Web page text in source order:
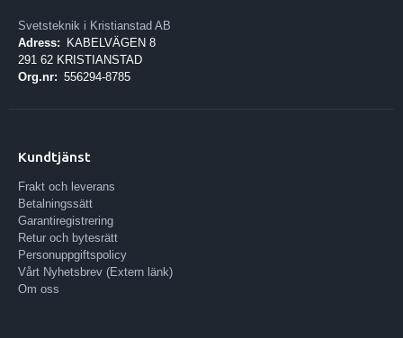
Svetsteknik i Kristianstad AB
Adress:
KABELVÄGEN 8
291 62 KRISTIANSTAD
Org.nr: 556294-8785
Kundtjänst
Frakt och leverans
Betalningssätt
Garantiregistrering
Retur och bytesrätt
Personuppgiftspolicy
Vårt Nyhetsbrev (Extern länk)
Om oss